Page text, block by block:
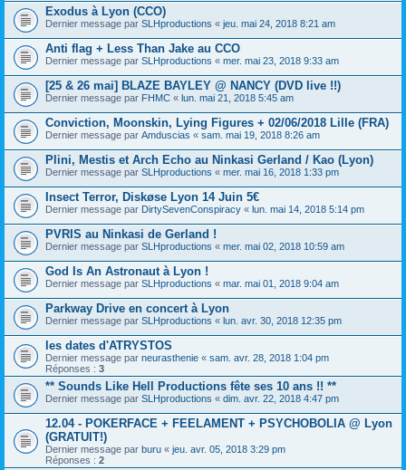
Exodus à Lyon (CCO)
Dernier message par SLHproductions « jeu. mai 24, 2018 8:21 am
Anti flag + Less Than Jake au CCO
Dernier message par SLHproductions « mer. mai 23, 2018 9:33 am
[25 & 26 mai] BLAZE BAYLEY @ NANCY (DVD live !!)
Dernier message par FHMC « lun. mai 21, 2018 5:45 am
Conviction, Moonskin, Lying Figures + 02/06/2018 Lille (FRA)
Dernier message par Amduscias « sam. mai 19, 2018 8:26 am
Plini, Mestis et Arch Echo au Ninkasi Gerland / Kao (Lyon)
Dernier message par SLHproductions « mer. mai 16, 2018 1:33 pm
Insect Terror, Diskøse Lyon 14 Juin 5€
Dernier message par DirtySevenConspiracy « lun. mai 14, 2018 5:14 pm
PVRIS au Ninkasi de Gerland !
Dernier message par SLHproductions « mer. mai 02, 2018 10:59 am
God Is An Astronaut à Lyon !
Dernier message par SLHproductions « mar. mai 01, 2018 9:04 am
Parkway Drive en concert à Lyon
Dernier message par SLHproductions « lun. avr. 30, 2018 12:35 pm
les dates d'ATRYSTOS
Dernier message par neurasthenie « sam. avr. 28, 2018 1:04 pm
Réponses : 3
** Sounds Like Hell Productions fête ses 10 ans !! **
Dernier message par SLHproductions « dim. avr. 22, 2018 4:47 pm
12.04 - POKERFACE + FEELAMENT + PSYCHOBOLIA @ Lyon
(GRATUIT!)
Dernier message par buru « jeu. avr. 05, 2018 3:29 pm
Réponses : 2